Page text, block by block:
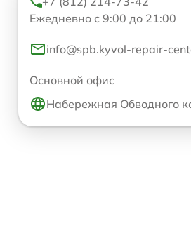
Ежедневно с 9:00 до 21:00
info@spb.kyvol-repair-
Основной офис
Набережная Обводного